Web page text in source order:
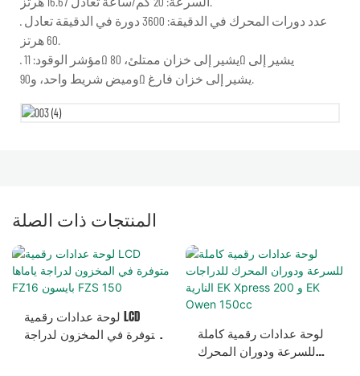
· عدد دورات المحرك في الدقيقة: 3600 دورة في الدقيقة تعادل
60 هرتز.
· مؤشر الوقود: 11Ω يشير إلى خزان ممتلئ، 80Ω يشير إلى
وميض شريط واحد، و90Ω يشير إلى خزان فارغ.
المنتجات ذات الصلة
لوحة عدادات رقمية LCD
متوفرة في المخزون لدراجة
لوحة عدادات رقمية كاملة
للسرعة ودوران المحرك